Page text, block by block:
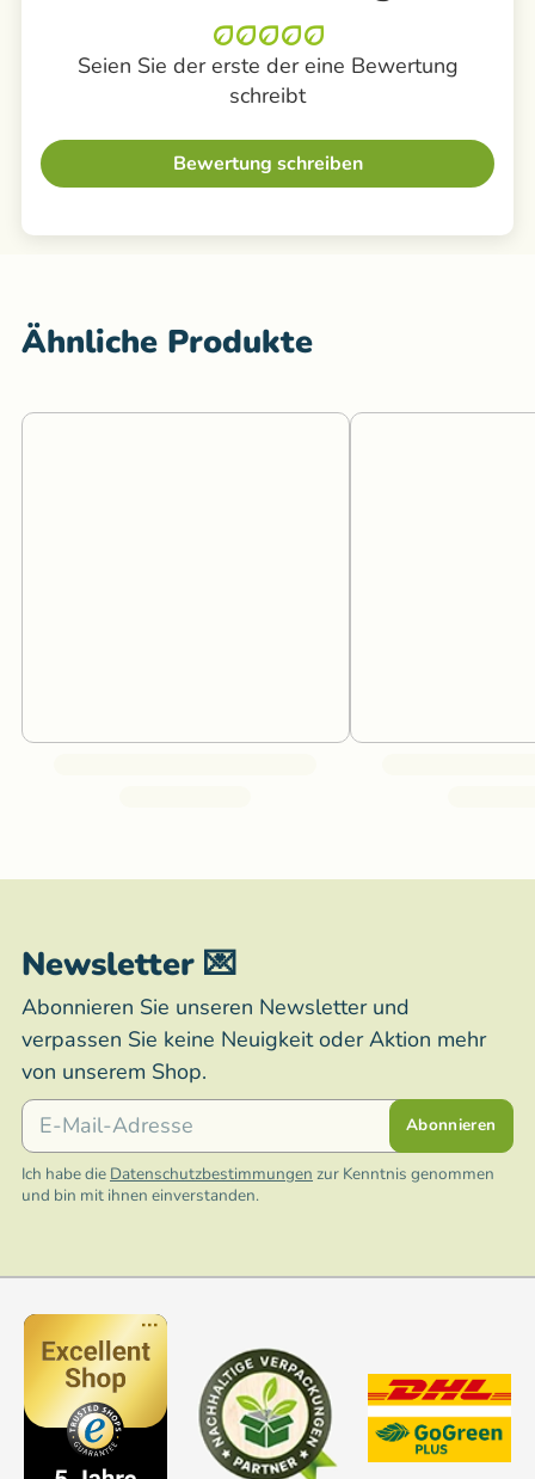
Seien Sie der erste der eine Bewertung
schreibt
Bewertung schreiben
Ähnliche Produkte
Newsletter 💌
Abonnieren Sie unseren Newsletter und
verpassen Sie keine Neuigkeit oder Aktion mehr
von unserem Shop.
E-Mail
Abonnieren
Ich habe die Datenschutzbestimmungen zur Kenntnis genommen
und bin mit ihnen einverstanden.